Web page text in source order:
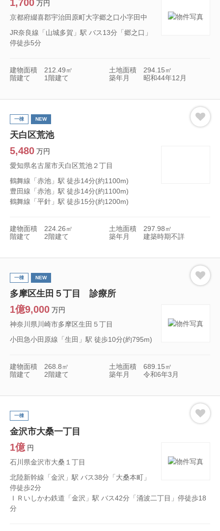
1,700 万円
京都府綴喜郡宇治田原町大字郷之口小字田中
JR奈良線「山城多賀」駅 バス13分「郷之口」
停徒歩5分
建物面積 212.49㎡ 土地面積
294.15㎡
階建て
1階建て 築年月 昭和44年12月
天白区荒池
一棟 NEW
5,480 万円
愛知県名古屋市天白区荒池２丁目
鶴舞線「赤池」駅 徒歩14分(約1100m)
豊田線「赤池」駅 徒歩14分(約1100m)
鶴舞線「平針」駅 徒歩15分(約1200m)
建物面積 224.26㎡ 土地面積
297.98㎡
階建て
2階建て 築年月 建築時期不詳
多摩区生田５丁目 診療所
一棟 NEW
1億9,000 万円
神奈川県川崎市多摩区生田５丁目
小田急小田原線「生田」駅 徒歩10分(約795m)
建物面積 268.8㎡ 土地面積
689.15㎡
階建て
2階建て 築年月 令和6年3月
金沢市大桑一丁目
一棟
1億 円
石川県金沢市大桑１丁目
北陸新幹線「金沢」駅 バス38分「大桑本町」
停徒歩2分
ＩＲいしかわ鉄道「金沢」駅 バス42分「涌波二丁目」停徒歩18
分